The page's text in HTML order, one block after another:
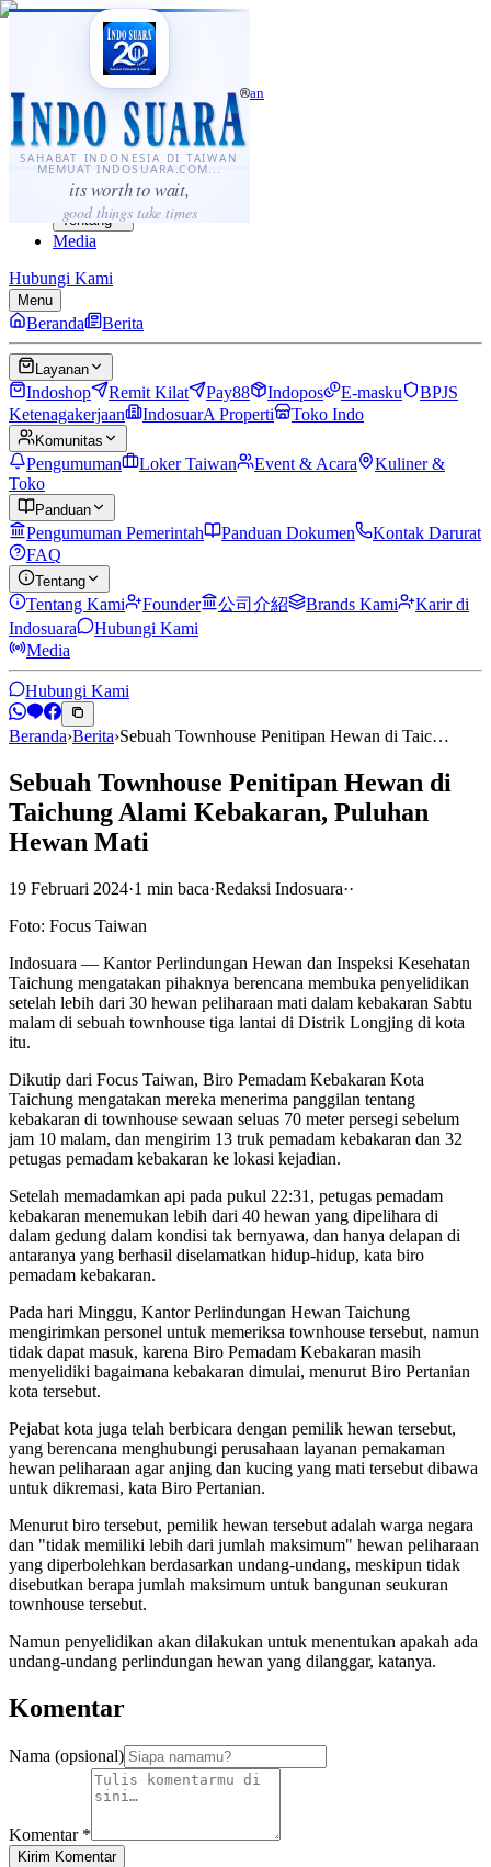
SAHABAT INDONESIA DI TAIWAN
MEMUAT INDOSUARA.COM...
its worth to wait,
good things take times
·...
⌘K
Sahabat Indonesia di Taiwan
Berita
Layanan
Komunitas
Panduan
Tentang
Media
Hubungi Kami
Menu
Beranda Berita
Layanan
Indoshop Remit Kilat Pay88 Indopos E-masku
BPJS
Ketenagakerjaan
IndosuarA Properti Toko Indo
Komunitas
Pengumuman Loker Taiwan Event & Acara
Kuliner &
Toko
Panduan
Pengumuman Pemerintah Panduan Dokumen
Kontak Darurat
FAQ
Tentang
Tentang Kami Founder 公司介紹 Brands Kami
Karir di
Indosuara
Hubungi Kami
Media
Hubungi Kami
Beranda›Berita›Sebuah Townhouse Penitipan Hewan di Taic…
Sebuah Townhouse Penitipan Hewan di
Taichung Alami Kebakaran, Puluhan
Hewan Mati
19 Februari 2024·1 min baca·Redaksi Indosuara··
Foto: Focus Taiwan
Indosuara — Kantor Perlindungan Hewan dan Inspeksi Kesehatan
Taichung mengatakan pihaknya berencana membuka penyelidikan
setelah lebih dari 30 hewan peliharaan mati dalam kebakaran Sabtu
malam di sebuah townhouse tiga lantai di Distrik Longjing di kota
itu.
Dikutip dari Focus Taiwan, Biro Pemadam Kebakaran Kota
Taichung mengatakan mereka menerima panggilan tentang
kebakaran di townhouse sewaan seluas 70 meter persegi sebelum
jam 10 malam, dan mengirim 13 truk pemadam kebakaran dan 32
petugas pemadam kebakaran ke lokasi kejadian.
Setelah memadamkan api pada pukul 22:31, petugas pemadam
kebakaran menemukan lebih dari 40 hewan yang dipelihara di
dalam gedung dalam kondisi tak bernyawa, dan hanya delapan di
antaranya yang berhasil diselamatkan hidup-hidup, kata biro
pemadam kebakaran.
Pada hari Minggu, Kantor Perlindungan Hewan Taichung
mengirimkan personel untuk memeriksa townhouse tersebut, namun
tidak dapat masuk, karena Biro Pemadam Kebakaran masih
menyelidiki bagaimana kebakaran dimulai, menurut Biro Pertanian
kota tersebut.
Pejabat kota juga telah berbicara dengan pemilik hewan tersebut,
yang berencana menghubungi perusahaan layanan pemakaman
hewan peliharaan agar anjing dan kucing yang mati tersebut dibawa
untuk dikremasi, kata Biro Pertanian.
Menurut biro tersebut, pemilik hewan tersebut adalah warga negara
dan "tidak memiliki lebih dari jumlah maksimum" hewan peliharaan
yang diperbolehkan berdasarkan undang-undang, meskipun tidak
disebutkan berapa jumlah maksimum untuk bangunan seukuran
townhouse tersebut.
Namun penyelidikan akan dilakukan untuk menentukan apakah ada
undang-undang perlindungan hewan yang dilanggar, katanya.
Komentar
Nama (opsional)
Komentar *
Kirim Komentar